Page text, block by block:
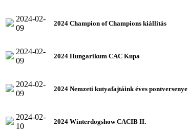
2024-02-
09
2024 Champion of Champions kiállítás
2024-02-
09
2024 Hungarikum CAC Kupa
2024-02-
09
2024 Nemzeti kutyafajtáink éves pontversenye
2024-02-
10
2024 Winterdogshow CACIB II.